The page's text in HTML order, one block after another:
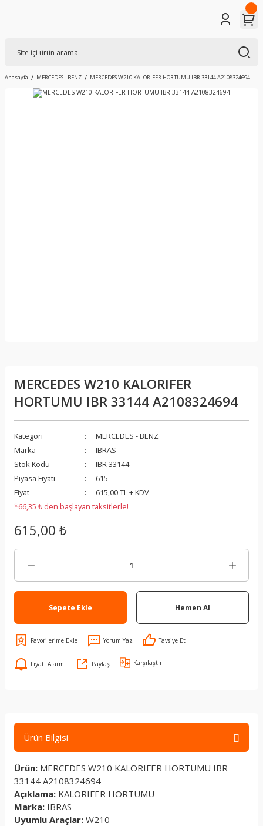
Anasayfa MERCEDES - BENZ MERCEDES W210 KALORIFER HORTUMU IBR 33144 A2108324694
MERCEDES W210 KALORIFER
HORTUMU IBR 33144 A2108324694
Kategori
MERCEDES - BENZ
Marka
IBRAS
Stok Kodu
IBR 33144
Piyasa Fiyatı
615
Fiyat
615,00 TL + KDV
*66,35 ₺ den başlayan taksitlerle!
615,00 ₺
Sepete Ekle Hemen Al
Yorum Yaz Tavsiye Et
Fiyatı Alarmı Paylaş Karşılaştır
Ürün Bilgisi
Ürün: MERCEDES W210 KALORIFER HORTUMU IBR
33144 A2108324694
Açıklama: KALORIFER HORTUMU
Marka: IBRAS
Uyumlu Araçlar: W210